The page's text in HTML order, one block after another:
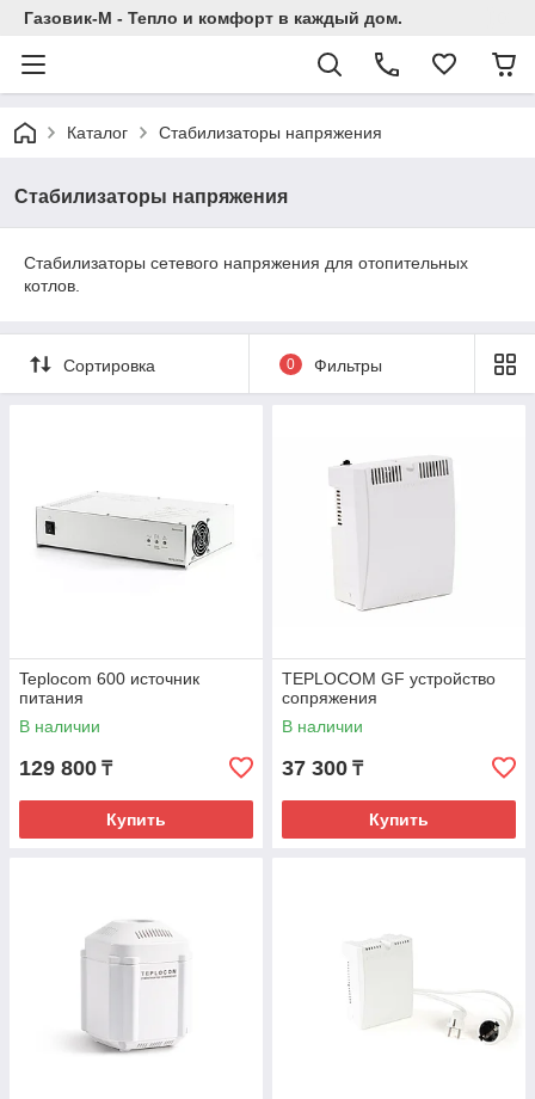
Газовик-М - Тепло и комфорт в каждый дом.
Каталог Стабилизаторы напряжения
Стабилизаторы напряжения
Cтабилизаторы сетевого напряжения для отопительных
котлов.
Сортировка 0 Фильтры
Teplocom 600 источник
питания
В наличии
129 800 ₸
Купить
TEPLOCOM GF устройство
сопряжения
В наличии
37 300 ₸
Купить